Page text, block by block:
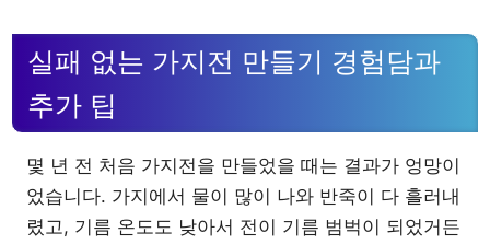
실패 없는 가지전 만들기 경험담과
추가 팁
몇 년 전 처음 가지전을 만들었을 때는 결과가 엉망이
었습니다. 가지에서 물이 많이 나와 반죽이 다 흘러내
렸고, 기름 온도도 낮아서 전이 기름 범벅이 되었거든